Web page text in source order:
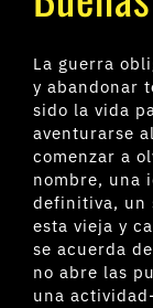
La guerra
y abandonar
sido la vida
aventurarse
comenzar a
nombre, una
definitiva, un
esta vieja y
se acuerda
no abre las
una